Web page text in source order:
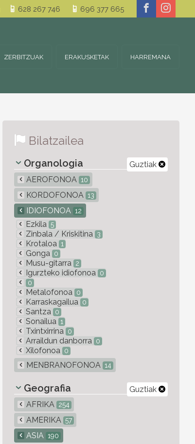
628 267 746 696 377 665
ZERBITZUAK ERAKUSKETAK HARREMANA
Bilatzailea
Guztiak
Organologia
AEROFONOA 10
KORDOFONOA 13
IDIOFONOA 12
Ezkila 5
Zinbala / Kriskitina 3
Krotaloa 1
Gonga 0
Musu-gitarra 2
Igurzteko idiofonoa 0
0
Metalofonoa 0
Karraskagailua 0
Santza 0
Sonailua 1
Txintxirrina 0
Arraildun danborra 0
Xilofonoa 0
MENBRANOFONOA 14
Guztiak
Geografia
AFRIKA 254
AMERIKA 57
ASIA 190